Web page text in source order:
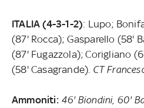
ITALIA (4-3-1-2): Lupo;
(87' Rocca); Gasparello (58'
(87' Fugazzola); Corigliano
(58' Casagrande). CT
Ammoniti:46' Biondini, 60'